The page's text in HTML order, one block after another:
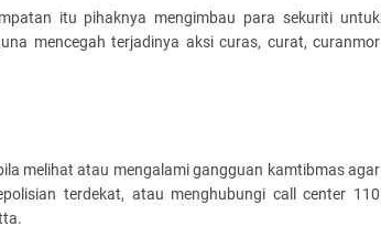
itu pihaknya mengimbau para sekuriti untuk
mencegah terjadinya aksi curas, curat, curanmor
melihat atau mengalami gangguan kamtibmas agar
terdekat, atau menghubungi call center 110